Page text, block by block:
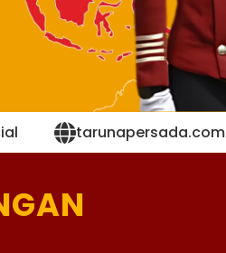
tarunapersada.com